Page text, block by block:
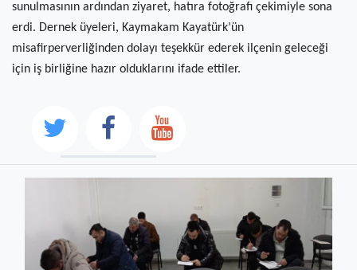
sunulmasının ardından ziyaret, hatıra fotoğrafı çekimiyle sona
erdi. Dernek üyeleri, Kaymakam Kayatürk’ün
misafirperverliğinden dolayı teşekkür ederek ilçenin geleceği
için iş birliğine hazır olduklarını ifade ettiler.